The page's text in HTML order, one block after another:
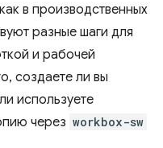
в производственных
разные шаги для
и рабочей
создаете ли вы
используете
через workbox-sw